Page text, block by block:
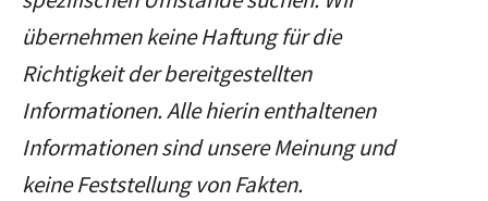
Lizenzen verfügen müssen.
(600 € bis 2023, 1.000 € ab
dem Steuerjahr 2024).
Nach einer Haltedauer von einem
Jahr sind Gewinne in der Regel
steuerfrei.
übernehmen keine Haftung für die
Richtigkeit der bereitgestellten
Informationen. Alle hierin enthaltenen
Informationen sind unsere Meinung und
keine Feststellung von Fakten.